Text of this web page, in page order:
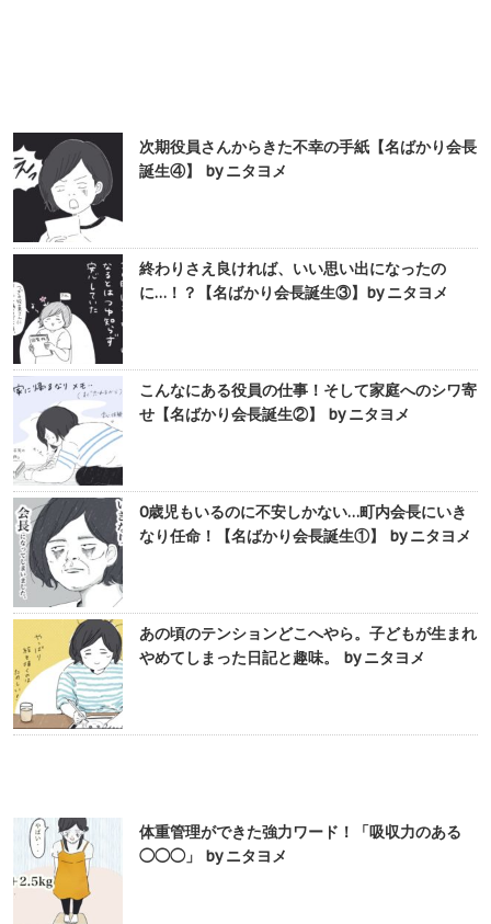
次期役員さんからきた不幸の手紙【名ばかり会長
誕生④】 by ニタヨメ
終わりさえ良ければ、いい思い出になったの
に…！？【名ばかり会長誕生③】by ニタヨメ
こんなにある役員の仕事！そして家庭へのシワ寄
せ【名ばかり会長誕生②】 by ニタヨメ
0歳児もいるのに不安しかない…町内会長にいき
なり任命！【名ばかり会長誕生①】 by ニタヨメ
あの頃のテンションどこへやら。子どもが生まれ
やめてしまった日記と趣味。 by ニタヨメ
体重管理ができた強力ワード！「吸収力のある
◯◯◯」 by ニタヨメ